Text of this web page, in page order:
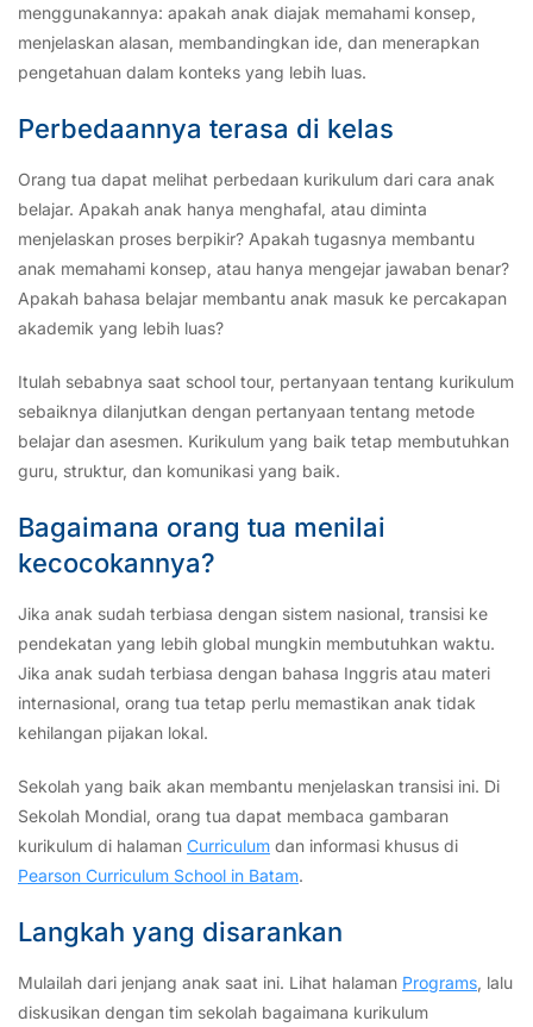
menggunakannya: apakah anak diajak memahami konsep,
menjelaskan alasan, membandingkan ide, dan menerapkan
pengetahuan dalam konteks yang lebih luas.
Perbedaannya terasa di kelas
Orang tua dapat melihat perbedaan kurikulum dari cara anak
belajar. Apakah anak hanya menghafal, atau diminta
menjelaskan proses berpikir? Apakah tugasnya membantu
anak memahami konsep, atau hanya mengejar jawaban benar?
Apakah bahasa belajar membantu anak masuk ke percakapan
akademik yang lebih luas?
Itulah sebabnya saat school tour, pertanyaan tentang kurikulum
sebaiknya dilanjutkan dengan pertanyaan tentang metode
belajar dan asesmen. Kurikulum yang baik tetap membutuhkan
guru, struktur, dan komunikasi yang baik.
Bagaimana orang tua menilai
kecocokannya?
Jika anak sudah terbiasa dengan sistem nasional, transisi ke
pendekatan yang lebih global mungkin membutuhkan waktu.
Jika anak sudah terbiasa dengan bahasa Inggris atau materi
internasional, orang tua tetap perlu memastikan anak tidak
kehilangan pijakan lokal.
Sekolah yang baik akan membantu menjelaskan transisi ini. Di
Sekolah Mondial, orang tua dapat membaca gambaran
kurikulum di halaman Curriculum dan informasi khusus di
Pearson Curriculum School in Batam.
Langkah yang disarankan
Mulailah dari jenjang anak saat ini. Lihat halaman Programs, lalu
diskusikan dengan tim sekolah bagaimana kurikulum